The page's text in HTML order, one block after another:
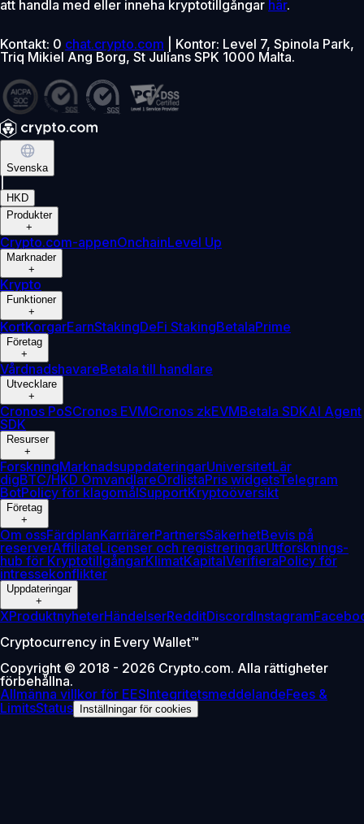
att handla med eller inneha kryptotillgångar här.
Kontakt: 0 chat.crypto.com | Kontor: Level 7, Spinola Park,
Triq Mikiel Ang Borg, St Julians SPK 1000 Malta.
Svenska
HKD
Produkter
+
Crypto.com-appenOnchainLevel Up
Marknader
+
Krypto
Funktioner
+
KortKorgarEarnStakingDeFi StakingBetalaPrime
Företag
+
VårdnadshavareBetala till handlare
Utvecklare
+
Cronos PoSCronos EVMCronos zkEVMBetala SDKAI Agent
SDK
Resurser
+
ForskningMarknadsuppdateringarUniversitetLär
digBTC/HKD OmvandlareOrdlistaPris widgetsTelegram
BotPolicy för klagomålSupportKryptoöversikt
Företag
+
Om ossFärdplanKarriärerPartnersSäkerhetBevis på
reserverAffiliateLicenser och registreringarUtforsknings-
hub för KryptotillgångarKlimatKapitalVerifieraPolicy för
intressekonflikter
Uppdateringar
+
XProduktnyheterHändelserRedditDiscordInstagram
Cryptocurrency in Every Wallet™
Copyright © 2018 - 2026 Crypto.com. Alla rättigheter
förbehållna.
Allmänna villkor för EESIntegritetsmeddelandeFees &
LimitsStatus Inställningar för cookies